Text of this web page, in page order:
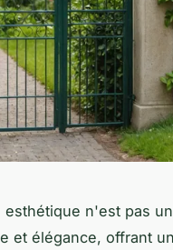
n'est pas un
et élégance, offrant